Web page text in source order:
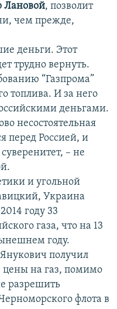
Лановой, позволит
чем прежде,
деньги. Этот
трудно вернуть.
“Газпрома”
топлива. И за него
деньгами.
несостоятельная
перед Россией, и
– не
и угольной
Украина
году 33
газа, что на 13
году.
получил
на газ, помимо
разрешить
флота в